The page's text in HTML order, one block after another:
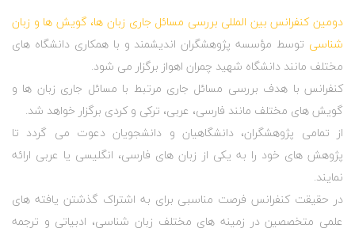
دومین کنفرانس بین المللی بررسی مسائل جاری زبان ها، گویش ها و زبان
شناسی توسط مؤسسه پژوهشگران اندیشمند و با همکاری دانشگاه های
مختلف مانند دانشگاه شهید چمران اهواز برگزار می شود.
کنفرانس با هدف بررسی مسائل جاری مرتبط با مسائل جاری زبان ها و
گویش های مختلف مانند فارسی، عربی، ترکی و کردی برگزار خواهد شد.
از تمامی پژوهشگران، دانشگاهیان و دانشجویان دعوت می گردد تا
پژوهش های خود را به یکی از زبان های فارسی، انگلیسی یا عربی ارائه
نمایند.
در حقیقت کنفرانس فرصت مناسبی برای به اشتراک گذشتن یافته های
علمی متخصصین در زمینه های مختلف زبان شناسی، ادبیاتی و ترجمه